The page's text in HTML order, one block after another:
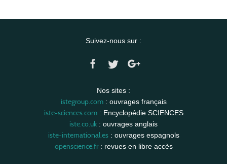
Suivez-nous sur :
Nos sites :
istegroup.com: ouvrages français
iste-sciences.com: Encyclopédie SCIENCES
iste.co.uk : ouvrages anglais
iste-international.es: ouvrages espagnols
openscience.fr: revues en libre accès